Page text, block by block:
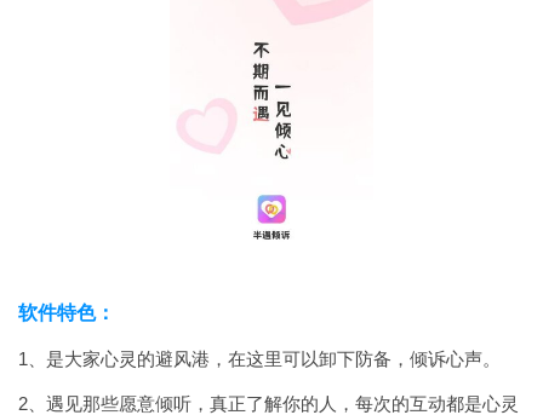
软件特色：
1、是大家心灵的避风港，在这里可以卸下防备，倾诉心声。
2、遇见那些愿意倾听，真正了解你的人，每次的互动都是心灵